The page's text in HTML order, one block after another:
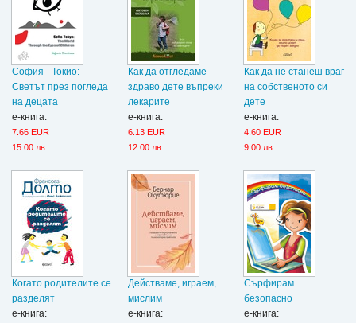
София - Токио:
Светът през погледа
на децата
е-книга:
7.66 EUR
15.00 лв.
Как да отгледаме
здраво дете въпреки
лекарите
е-книга:
6.13 EUR
12.00 лв.
Как да не станеш враг
на собственото си
дете
е-книга:
4.60 EUR
9.00 лв.
Когато родителите се
разделят
е-книга:
Действаме, играем,
мислим
е-книга:
Сърфирам
безопасно
е-книга: